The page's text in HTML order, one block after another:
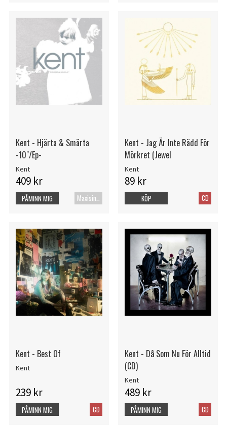
Kent - Hjärta & Smärta
-10"/Ep-
Kent
409 kr
Maxisingel
PÅMINN MIG
Kent - Jag Är Inte Rädd För
Mörkret (Jewel
Kent
89 kr
CD
KÖP
Kent - Best Of
Kent
239 kr
CD
PÅMINN MIG
Kent - Då Som Nu För Alltid
(CD)
Kent
489 kr
CD
PÅMINN MIG